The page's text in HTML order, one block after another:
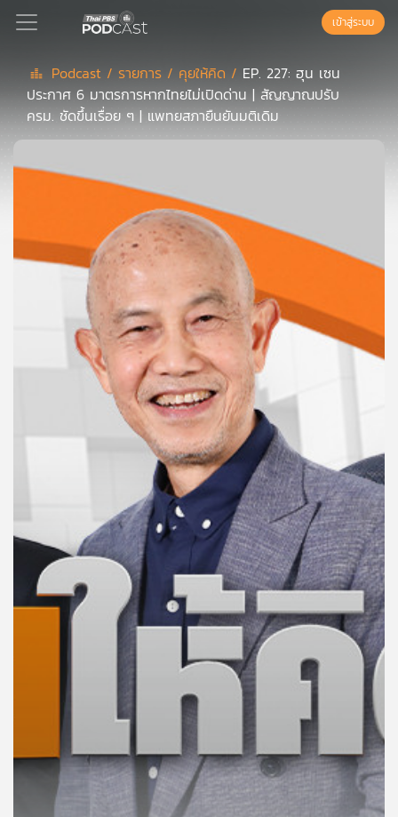
Podcast
เพล
แนะนำ
บทความ
ข่าว
เข้าสู่ระบบ
Podcast / รายการ / คุยให้คิด / EP. 227: ฮุน เซน
ประกาศ 6 มาตรการหากไทยไม่เปิดด่าน | สัญญาณปรับ
ครม. ชัดขึ้นเรื่อย ๆ | แพทยสภายืนยันมติเดิม